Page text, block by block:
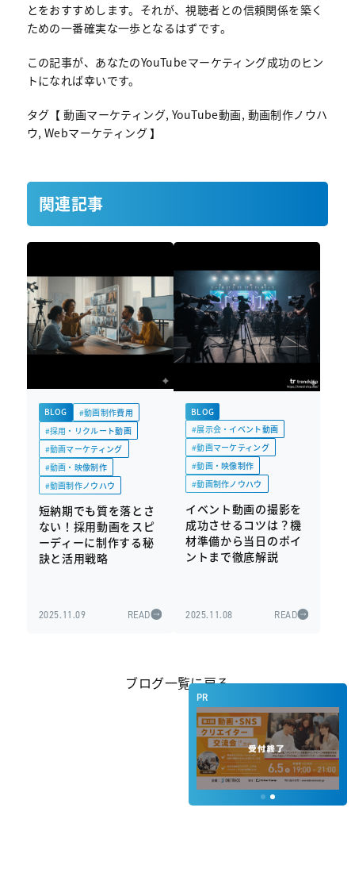
PR
とをおすすめします。それが、視聴者との信頼関係を築く
ための一番確実な一歩となるはずです。
この記事が、あなたのYouTubeマーケティング成功のヒン
トになれば幸いです。
タグ【 動画マーケティング, YouTube動画, 動画制作ノウハ
ウ, Webマーケティング 】
関連記事
BLOG
#動画制作費用
#採用・リクルート動画
#動画マーケティング
#動画・映像制作
#動画制作ノウハウ
短納期でも質を落とさ
ない！採用動画をスピ
ーディーに制作する秘
訣と活用戦略
2025.11.09 READ
BLOG
#展示会・イベント動画
#動画マーケティング
#動画・映像制作
#動画制作ノウハウ
イベント動画の撮影を
成功させるコツは？機
材準備から当日のポイ
ントまで徹底解説
2025.11.08 READ
ブログ一覧に戻る